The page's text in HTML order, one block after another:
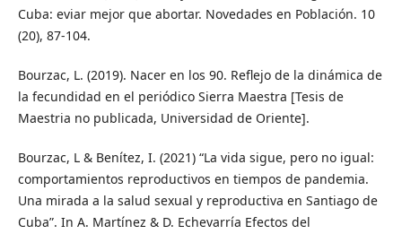
Cuba: eviar mejor que abortar. Novedades en Población. 10
(20), 87-104.
Bourzac, L. (2019). Nacer en los 90. Reflejo de la dinámica de
la fecundidad en el periódico Sierra Maestra [Tesis de
Maestria no publicada, Universidad de Oriente].
Bourzac, L & Benítez, I. (2021) “La vida sigue, pero no igual:
comportamientos reproductivos en tiempos de pandemia.
Una mirada a la salud sexual y reproductiva en Santiago de
Cuba”. In A. Martínez & D. Echevarría Efectos del